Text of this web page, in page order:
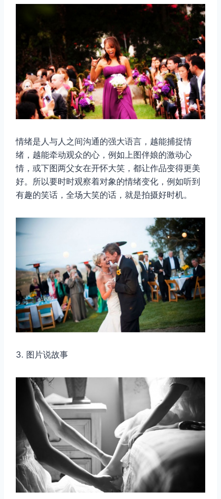
情绪是人与人之间沟通的强大语言，越能捕捉情
绪，越能牵动观众的心，例如上图伴娘的激动心
情，或下图两父女在开怀大笑，都让作品变得更美
好。所以要时时观察着对象的情绪变化，例如听到
有趣的笑话，全场大笑的话，就是拍摄好时机。
3. 图片说故事